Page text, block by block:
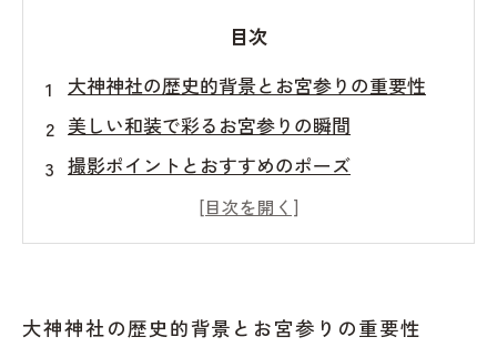
目次
大神神社の歴史的背景とお宮参りの重要性
美しい和装で彩るお宮参りの瞬間
撮影ポイントとおすすめのポーズ
デジタル時代の記念撮影と共有
家族の歴史を紡ぐお宮参りの魅力
真で残しませんか？
大神神社の歴史的背景とお宮参りの重要性